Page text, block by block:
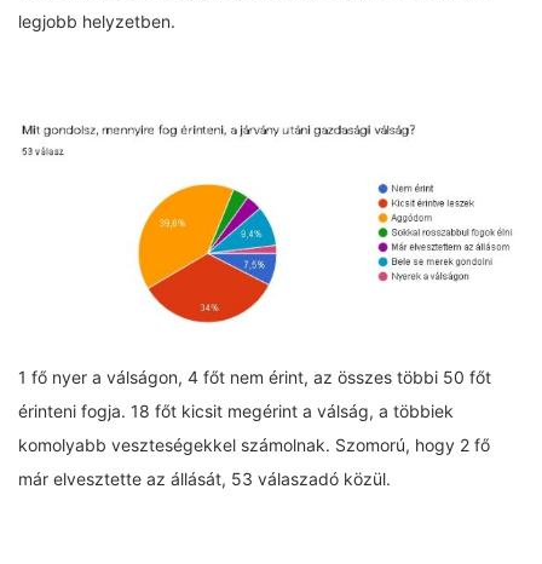
legjobb helyzetben.
1 fő nyer a válságon, 4 főt nem érint, az összes többi 50 főt
érinteni fogja. 18 főt kicsit megérint a válság, a többiek
komolyabb veszteségekkel számolnak. Szomorú, hogy 2 fő
már elvesztette az állását, 53 válaszadó közül.